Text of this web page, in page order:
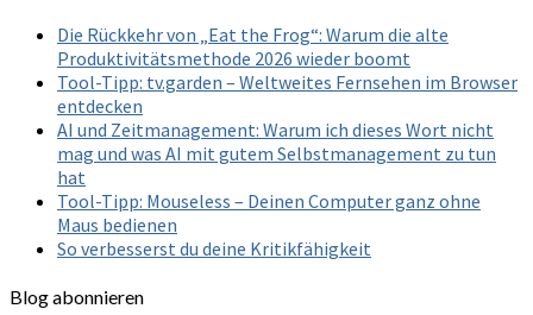
Die Rückkehr von „Eat the Frog“: Warum die alte
Produktivitätsmethode 2026 wieder boomt
Tool-Tipp: tv.garden – Weltweites Fernsehen im Browser
entdecken
AI und Zeitmanagement: Warum ich dieses Wort nicht
mag und was AI mit gutem Selbstmanagement zu tun
hat
Tool-Tipp: Mouseless – Deinen Computer ganz ohne
Maus bedienen
So verbesserst du deine Kritikfähigkeit
Blog abonnieren